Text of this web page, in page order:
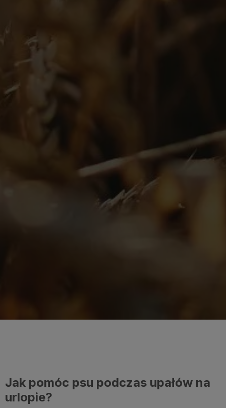
Jak pomóc psu podczas upałów na
urlopie?